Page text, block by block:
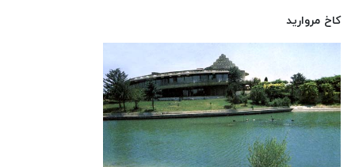
کاخ مروارید